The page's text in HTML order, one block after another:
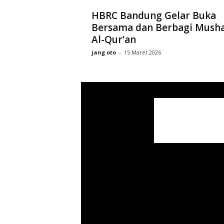
HBRC Bandung Gelar Buka
Bersama dan Berbagi
Al-Qur’an
jang oto - 15 Maret 2026